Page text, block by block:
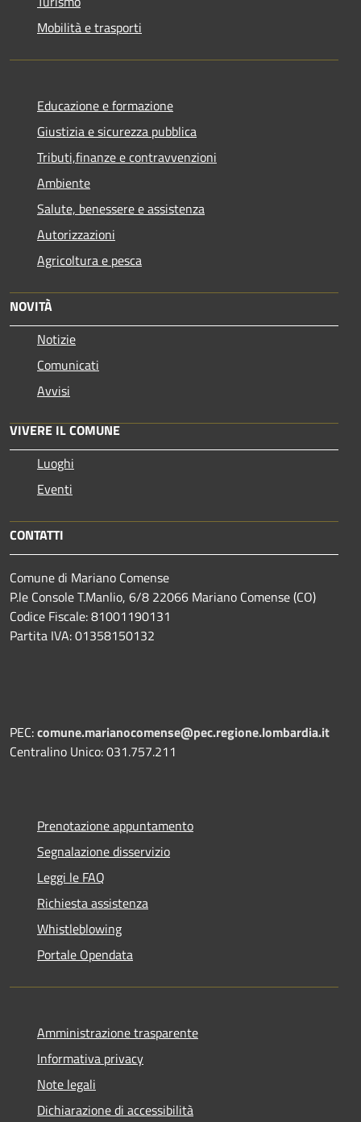
Mobilità e trasporti
Educazione e formazione
Giustizia e sicurezza pubblica
Tributi,finanze e contravvenzioni
Ambiente
Salute, benessere e assistenza
Autorizzazioni
Agricoltura e pesca
NOVITÀ
Notizie
Comunicati
Avvisi
VIVERE IL COMUNE
Luoghi
Eventi
CONTATTI
Comune di Mariano Comense
P.le Console T.Manlio, 6/8 22066 Mariano Comense (CO)
Codice Fiscale: 81001190131
Partita IVA: 01358150132
PEC:comune.marianocomense@pec.regione.lombardia.it
Centralino Unico: 031.757.211
Prenotazione appuntamento
Segnalazione disservizio
Leggi le FAQ
Richiesta assistenza
Whistleblowing
Portale Opendata
Amministrazione trasparente
Informativa privacy
Note legali
Dichiarazione di accessibilità